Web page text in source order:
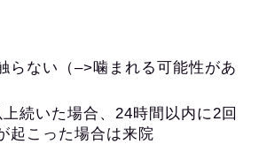
らない（–>噛まれる可能性があ
続いた場合、24時間以内に2回
起こった場合は来院